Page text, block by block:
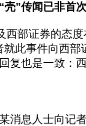
壳”传闻已非首
部证券的态度
此事件向西部
复也是一致：
息人士向记